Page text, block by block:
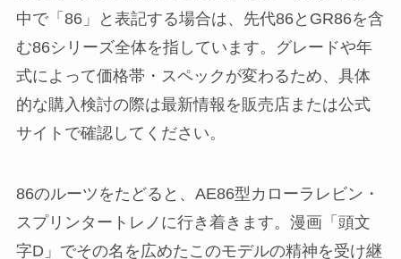
中で「86」と表記する場合は、先代86とGR86を含
む86シリーズ全体を指しています。グレードや年
式によって価格帯・スペックが変わるため、具体
的な購入検討の際は最新情報を販売店または公式
サイトで確認してください。
86のルーツをたどると、AE86型カローラレビン・
スプリンタートレノに行き着きます。漫画「頭文
字D」でその名を広めたこのモデルの精神を受け継